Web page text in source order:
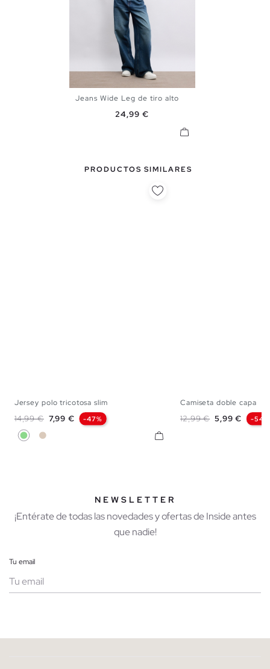
Jeans Wide Leg de tiro alto
Precio
24,99 €
PRODUCTOS SIMILARES
Jersey polo tricotosa slim
Precio base
14,99 € Precio
7,99 € -47%
Verde Claro
Blanco Roto
Camiseta doble capa
Precio base
12,99 € Precio
5,99 € -54%
NEWSLETTER
¡Entérate de todas las novedades y ofertas de Inside antes
que nadie!
Tu email